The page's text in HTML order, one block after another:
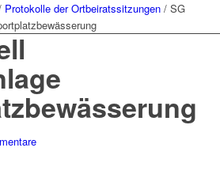
Protokolle der Ortbeiratssitzungen / SG